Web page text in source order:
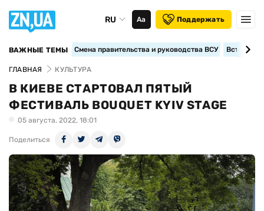
RU Аа Поддержать
ВАЖНЫЕ ТЕМЫ Смена правительства и руководства ВСУ
ГЛАВНАЯ КУЛЬТУРА
В КИЕВЕ СТАРТОВАЛ ПЯТЫЙ
ФЕСТИВАЛЬ BOUQUET KYIV STAGE
05 августа, 2022, 18:01
Поделиться